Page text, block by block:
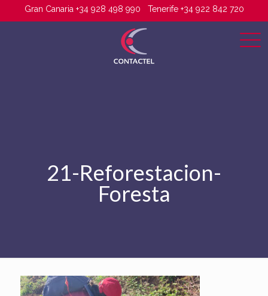
Gran Canaria +34 928 498 990 Tenerife +34 922 842 720
21-Reforestacion-
Foresta